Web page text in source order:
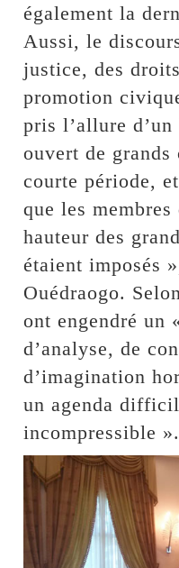
également la
Aussi, le
justice, des
promotion
pris l’allure
ouvert de grands
courte période,
que les
hauteur des
étaient imposés
Ouédraogo.
ont engendré un
d’analyse, de
d’imagination
un agenda
incompressible ».